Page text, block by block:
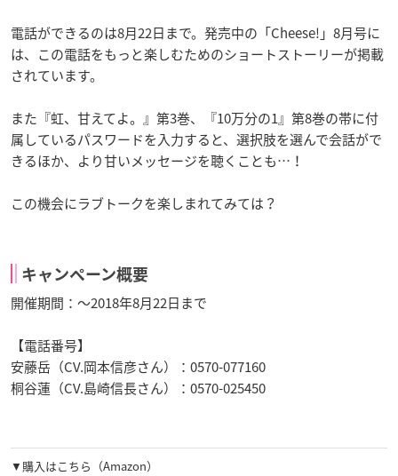
電話ができるのは8月22日まで。発売中の「Cheese!」8月号に
は、この電話をもっと楽しむためのショートストーリーが掲載
されています。
また『虹、甘えてよ。』第3巻、『10万分の1』第8巻の帯に付
属しているパスワードを入力すると、選択肢を選んで会話がで
きるほか、より甘いメッセージを聴くことも…！
この機会にラブトークを楽しまれてみては？
キャンペーン概要
開催期間：〜2018年8月22日まで
【電話番号】
安藤岳（CV.岡本信彦さん）：0570-077160
桐谷蓮（CV.島崎信長さん）：0570-025450
▼購入はこちら（Amazon）